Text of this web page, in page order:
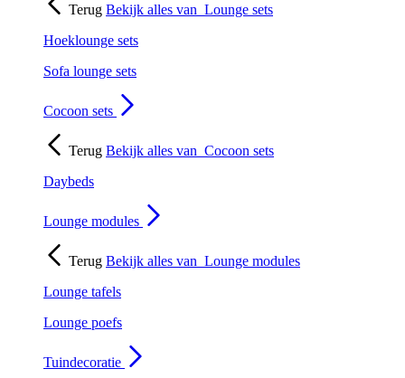
Terug Bekijk alles van Lounge sets
Hoeklounge sets
Sofa lounge sets
Cocoon sets
Terug Bekijk alles van Cocoon sets
Daybeds
Lounge modules
Terug Bekijk alles van Lounge modules
Lounge tafels
Lounge poefs
Tuindecoratie